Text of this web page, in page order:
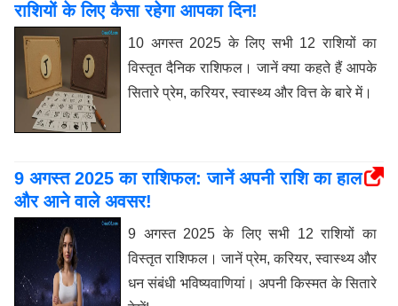
राशियों के लिए कैसा रहेगा आपका दिन!
10 अगस्त 2025 के लिए सभी 12 राशियों का
विस्तृत दैनिक राशिफल। जानें क्या कहते हैं आपके
सितारे प्रेम, करियर, स्वास्थ्य और वित्त के बारे में।
9 अगस्त 2025 का राशिफल: जानें अपनी राशि का हाल
और आने वाले अवसर!
9 अगस्त 2025 के लिए सभी 12 राशियों का
विस्तृत राशिफल। जानें प्रेम, करियर, स्वास्थ्य और
धन संबंधी भविष्यवाणियां। अपनी किस्मत के सितारे